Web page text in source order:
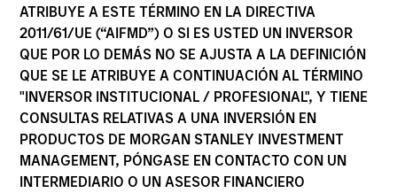
ATRIBUYE A ESTE TÉRMINO EN LA DIRECTIVA
2011/61/UE (“AIFMD”) O SI ES USTED UN INVERSOR
QUE POR LO DEMÁS NO SE AJUSTA A LA DEFINICIÓN
QUE SE LE ATRIBUYE A CONTINUACIÓN AL TÉRMINO
"INVERSOR INSTITUCIONAL / PROFESIONAL", Y TIENE
CONSULTAS RELATIVAS A UNA INVERSIÓN EN
PRODUCTOS DE MORGAN STANLEY INVESTMENT
MANAGEMENT, PÓNGASE EN CONTACTO CON UN
INTERMEDIARIO O UN ASESOR FINANCIERO
Esta es una comunicación con fines comerciales.